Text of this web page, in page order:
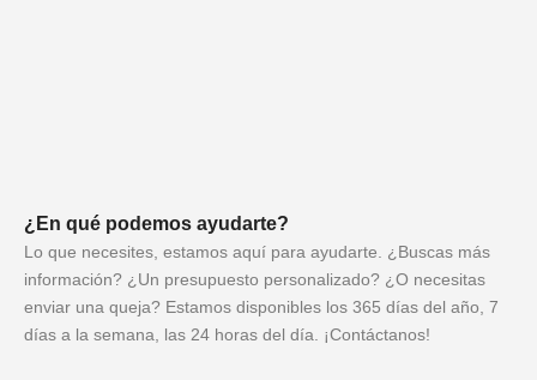
¿En qué podemos ayudarte?
Lo que necesites, estamos aquí para ayudarte. ¿Buscas más
información? ¿Un presupuesto personalizado? ¿O necesitas
enviar una queja? Estamos disponibles los 365 días del año, 7
días a la semana, las 24 horas del día. ¡Contáctanos!